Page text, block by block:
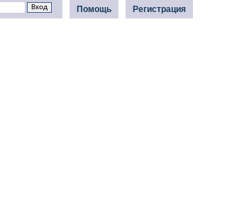
Регистрация
Помощь